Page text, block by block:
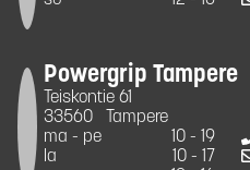
Powergrip Tampere
Teiskontie 61
33560
Tampere
ma - pe
10 - 19
la
10 - 17